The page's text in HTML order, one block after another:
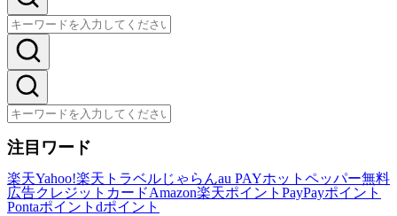
注目ワード
楽天Yahoo!楽天トラベルじゃらんau PAYホットペッパー無料
広告クレジットカードAmazon楽天ポイント PayPayポイント
Pontaポイント dポイント